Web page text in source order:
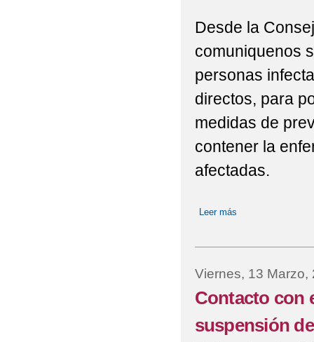
Desde la
comuniquenos
personas
directos, para
medidas de
contener la
afectadas.
Leer más
Viernes, 13 Marzo,
Contacto con
suspensión